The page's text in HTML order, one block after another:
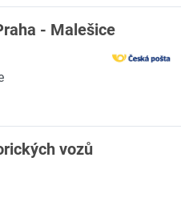
- Malešice
vozů